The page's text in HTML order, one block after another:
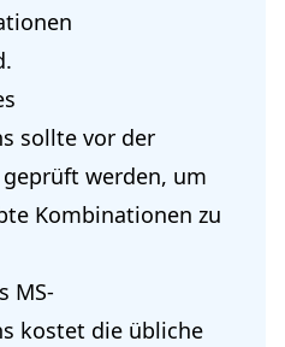
sollte vor der
werden, um
Kombinationen zu
MS-
kostet die übliche